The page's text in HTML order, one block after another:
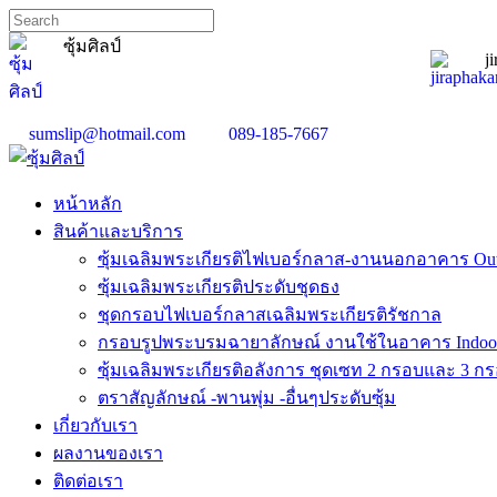
ซุ้มศิลป์
sumslip@hotmail.com 089-185-7667
หน้าหลัก
สินค้าและบริการ
ซุ้มเฉลิมพระเกียรติไฟเบอร์กลาส-งานนอกอาคาร
ซุ้มเฉลิมพระเกียรติประดับชุดธง
ชุดกรอบไฟเบอร์กลาสเฉลิมพระเกียรติรัชกาล
กรอบรูปพระบรมฉายาลักษณ์ งานใช้ในอาคาร
ซุ้มเฉลิมพระเกียรติอลังการ ชุดเซท 2 กรอบและ 3 ก
ตราสัญลักษณ์ -พานพุ่ม -อื่นๆประดับซุ้ม
เกี่ยวกับเรา
ผลงานของเรา
ติดต่อเรา